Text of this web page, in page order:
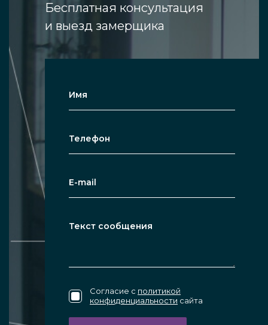
Бесплатная консультация
и выезд замерщика
Согласие с политикой
конфиденциальности сайта